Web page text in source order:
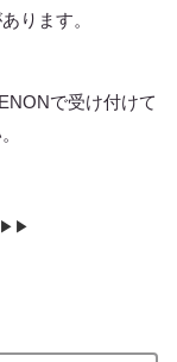
ります。
で受け付けて